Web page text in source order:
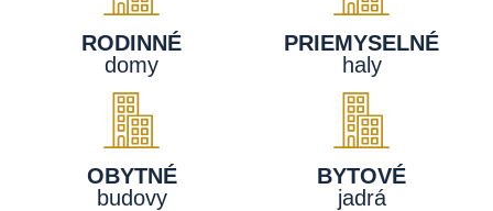
RODINNÉ
domy
PRIEMYSELNÉ
haly
OBYTNÉ
budovy
BYTOVÉ
jadrá